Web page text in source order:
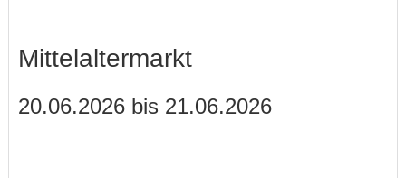
Mittelaltermarkt
20.06.2026 bis 21.06.2026